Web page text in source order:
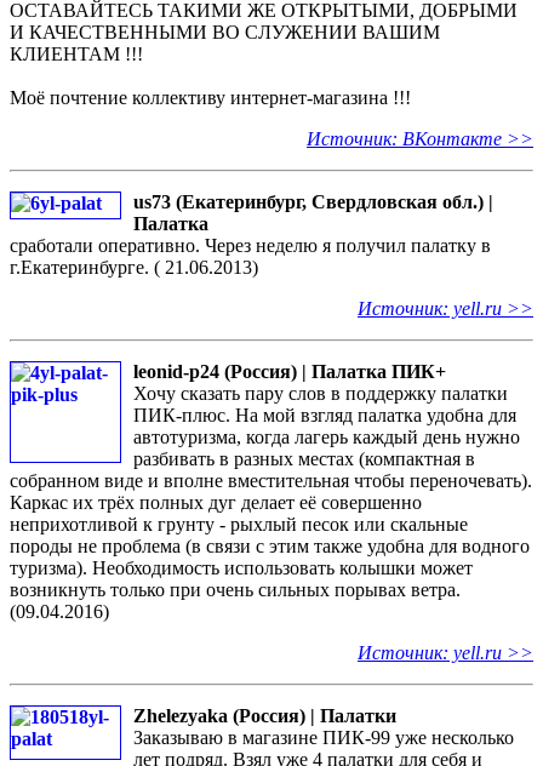
ОСТАВАЙТЕСЬ ТАКИМИ ЖЕ ОТКРЫТЫМИ, ДОБРЫМИ
И КАЧЕСТВЕННЫМИ ВО СЛУЖЕНИИ ВАШИМ
КЛИЕНТАМ !!!
Моё почтение коллективу интернет-магазина !!!
Источник: ВКонтакте >>
us73 (Екатеринбург, Свердловская обл.) |
Палатка
сработали оперативно. Через неделю я получил палатку в
г.Екатеринбурге. ( 21.06.2013)
Источник: yell.ru >>
leonid-p24 (Россия) | Палатка ПИК+
Хочу сказать пару слов в поддержку палатки
ПИК-плюс. На мой взгляд палатка удобна для
автотуризма, когда лагерь каждый день нужно
разбивать в разных местах (компактная в
собранном виде и вполне вместительная чтобы переночевать).
Каркас их трёх полных дуг делает её совершенно
неприхотливой к грунту - рыхлый песок или скальные
породы не проблема (в связи с этим также удобна для водного
туризма). Необходимость использовать колышки может
возникнуть только при очень сильных порывах ветра.
(09.04.2016)
Источник: yell.ru >>
Zhelezyaka (Россия) | Палатки
Заказываю в магазине ПИК-99 уже несколько
лет подряд. Взял уже 4 палатки для себя и